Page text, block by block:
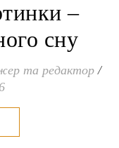
–
сну
та редактор /